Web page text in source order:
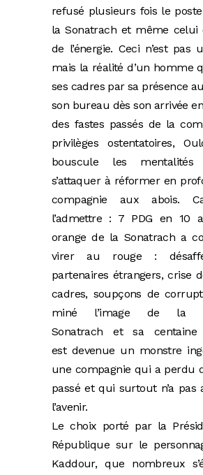
refusé plusieurs fois le
la Sonatrach et même celui
de l’énergie. Ceci n’est pas
mais la réalité d’un homme
ses cadres par sa présence
son bureau dès son arrivée
des fastes passés de la
privilèges ostentatoires,
bouscule les
s’attaquer à réformer en
compagnie aux abois.
l’admettre : 7 PDG en 10
orange de la Sonatrach a
virer au rouge :
partenaires étrangers, crise
cadres, soupçons de
miné l’image de la
Sonatrach et sa
est devenue un monstre
une compagnie qui a perdu
passé et qui surtout n’a pas
l’avenir.
Le choix porté par la
République sur le
Kaddour, que nombreux